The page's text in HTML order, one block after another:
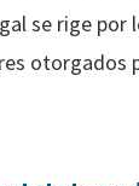
se rige por
otorgados